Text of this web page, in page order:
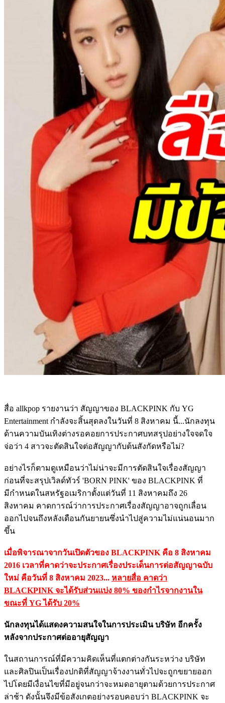
สื่อ allkpop รายงานว่า สัญญาของ BLACKPINK กับ YG
Entertainment กำลังจะสิ้นสุดลงในวันที่ 8 สิงหาคม นี้...นักลงทุน
ด้านความบันเทิงต่างรอคอยการประกาศบทสรุปอย่างใจจดใจ
จ่อว่า 4 สาวจะตัดสินใจต่อสัญญากับต้นสังกัดหรือไม่?
อย่างไรก็ตามดูเหมือนว่าไม่น่าจะมีการตัดสินใจเรื่องสัญญา
ก่อนที่จะสรุปเวิลด์ทัวร์ 'BORN PINK' ของ BLACKPINK ที่
มีกําหนดในสหรัฐอเมริกาตั้งแต่วันที่ 11 สิงหาคมถึง 26
สิงหาคม คาดการณ์ว่าการประกาศเรื่องสัญญาอาจถูกเลื่อน
ออกไปจนถึงหลังเดือนกันยายนซึ่งนําไปสู่ความไม่แน่นอนมาก
ขึ้น
เมื่อพิจารณาจากวันเปิดตัวของ BLACKPINK คือ 8 สิงหาคม
2016 เวลาที่คาดว่าจะประกาศเรื่องประเด็นการต่อสัญญาฉบับ
ใหม่ คือวันที่ 8 สิงหาคม 2023... หลายสื่อ คาดว่า
BLACKPINK จะได้รับส่วนแบ่ง 80% ของกําไรจากงานใน
ขณะที่ YG ได้รับ 20%
นักลงทุนได้แสดงความสนใจในการประเมิน บริษัท อีกครั้ง
หลังจากประกาศต่ออายุสัญญา
ในสถานการณ์ที่มีความคิดเห็นที่แตกต่างกันระหว่าง บริษัท
และศิลปินเป็นเรื่องปกติที่สัญญาจ้างงานทั่วไปจะถูกขยายออก
ไปโดยมีเงื่อนไขที่มีอยู่จนกว่าจะหมดอายุตามด้วยการประกาศ
ล่าช้า ดังนั้นจึงมีข้อสังเกตอย่างรอบคอบว่า BLACKPINK จะ